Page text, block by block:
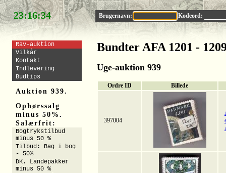
23:16:33 Brugernavn: Kodeord:
Bundter AFA 1201 -
Uge-auktion 939
Ordre ID Billede
397004
Rav-auktion
Vilkår
Kontakt
Indlevering
Budtips
Auktion 939.
Ophørssalg
minus 50%.
Salærfrit:
Bogtrykstilbud
minus 50 %
Tilbud: Bag i bog
- 50%
DK. Landepakker
minus 50 %